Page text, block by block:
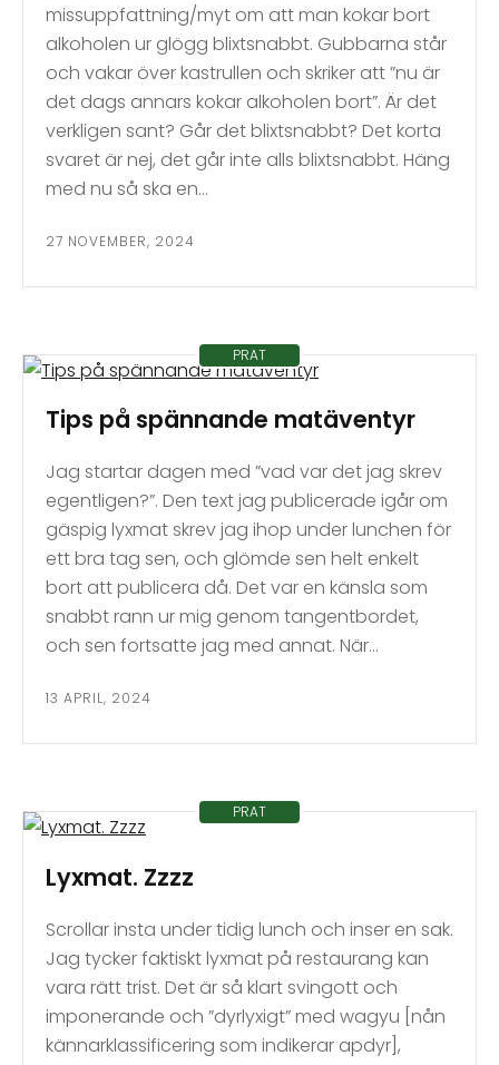
missuppfattning/myt om att man kokar bort
alkoholen ur glögg blixtsnabbt. Gubbarna står
och vakar över kastrullen och skriker att ”nu är
det dags annars kokar alkoholen bort”. Är det
verkligen sant? Går det blixtsnabbt? Det korta
svaret är nej, det går inte alls blixtsnabbt. Häng
med nu så ska en…
27 NOVEMBER, 2024
PRAT
Tips på spännande matäventyr
Jag startar dagen med ”vad var det jag skrev
egentligen?”. Den text jag publicerade igår om
gäspig lyxmat skrev jag ihop under lunchen för
ett bra tag sen, och glömde sen helt enkelt
bort att publicera då. Det var en känsla som
snabbt rann ur mig genom tangentbordet,
och sen fortsatte jag med annat. När…
13 APRIL, 2024
PRAT
Lyxmat. Zzzz
Scrollar insta under tidig lunch och inser en sak.
Jag tycker faktiskt lyxmat på restaurang kan
vara rätt trist. Det är så klart svingott och
imponerande och ”dyrlyxigt” med wagyu [nån
kännarklassificering som indikerar apdyr],